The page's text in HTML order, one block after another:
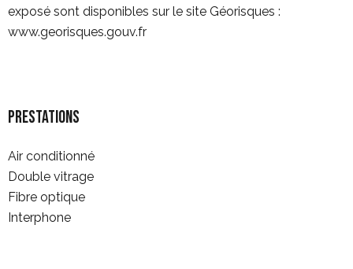
exposé sont disponibles sur le site Géorisques :
www.georisques.gouv.fr
Prestations
Air conditionné
Double vitrage
Fibre optique
Interphone